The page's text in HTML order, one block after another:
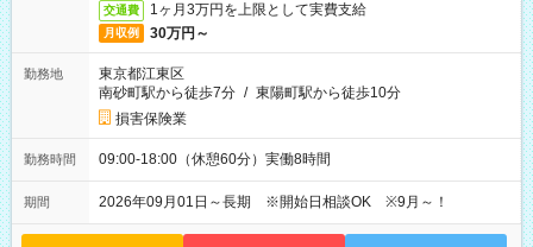
交通費 1ヶ月3万円を上限として実費支給
月収例 30万円～
勤務地
東京都江東区
南砂町駅から徒歩7分 / 東陽町駅から徒歩10分
損害保険業
勤務時間 09:00-18:00（休憩60分）実働8時間
期間 2026年09月01日～長期 ※開始日相談OK ※9月～！